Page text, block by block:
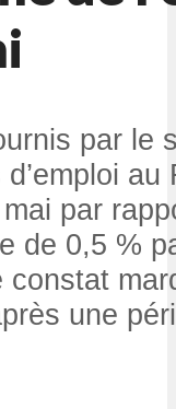
par le
par
de 0,5 %
constat
une